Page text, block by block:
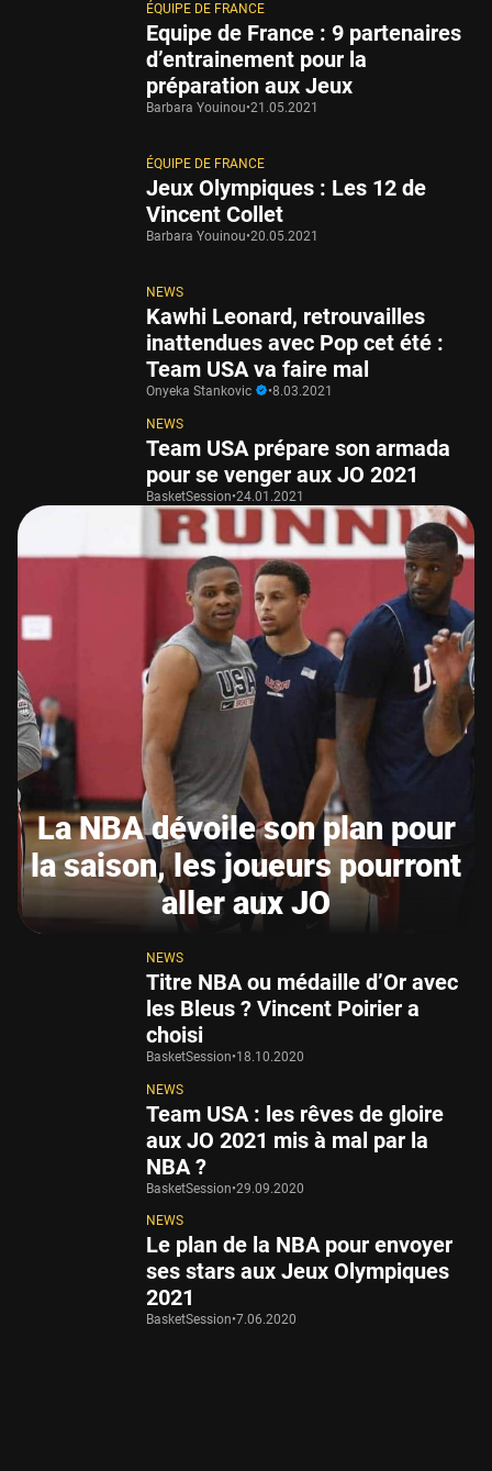
ÉQUIPE DE FRANCE
Equipe de France : 9 partenaires
d’entrainement pour la
préparation aux Jeux
Barbara Youinou•21.05.2021
ÉQUIPE DE FRANCE
Jeux Olympiques : Les 12 de
Vincent Collet
Barbara Youinou•20.05.2021
NEWS
Kawhi Leonard, retrouvailles
inattendues avec Pop cet été :
Team USA va faire mal
Onyeka Stankovic •8.03.2021
NEWS
Team USA prépare son armada
pour se venger aux JO 2021
BasketSession•24.01.2021
La NBA dévoile son plan pour
la saison, les joueurs pourront
aller aux JO
NEWS
Titre NBA ou médaille d’Or avec
les Bleus ? Vincent Poirier a
choisi
BasketSession•18.10.2020
NEWS
Team USA : les rêves de gloire
aux JO 2021 mis à mal par la
NBA ?
BasketSession•29.09.2020
NEWS
Le plan de la NBA pour envoyer
ses stars aux Jeux Olympiques
2021
BasketSession•7.06.2020